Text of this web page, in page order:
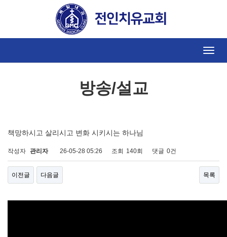
Toggle
방송/설교
책망하시고 살리시고 변화 시키시는 하나님
작성자 관리자 26-05-28 05:26 조회 140회 댓글 0건
이전글 다음글 목록